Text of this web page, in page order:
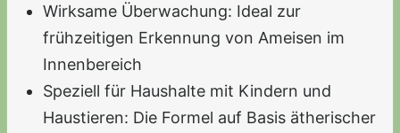
Wirksame Überwachung: Ideal zur
frühzeitigen Erkennung von Ameisen im
Innenbereich
Speziell für Haushalte mit Kindern und
Haustieren: Die Formel auf Basis ätherischer